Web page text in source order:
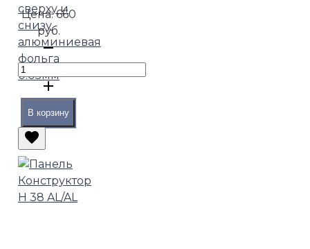
сверху и
снизу
алюминиевая
фольга
0.05мм
Цена:660
руб.
В корзину